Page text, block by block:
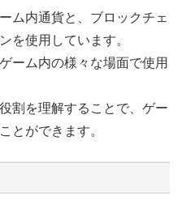
ム内通貨と、ブロックチェ
を使用しています。
ーム内の様々な場面で使用
割を理解することで、ゲー
とができます。